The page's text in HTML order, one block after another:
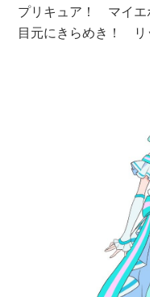
プリキュア！ マイエ
目元にきらめき！ リ